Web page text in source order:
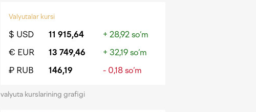
Valyutalar kursi
$ USD 11 915,64
+ 28,92 so‘m
€ EUR
13 749,46
+ 32,19 so‘m
₽ RUB
146,19 - 0,18 so‘m
valyuta kurslarining grafigi